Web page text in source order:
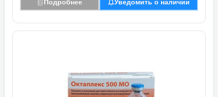
Подробнее Уведомить о наличии